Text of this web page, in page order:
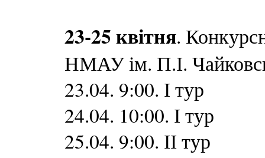
23-25 квітня.
НМАУ ім. П.І.
23.04. 9:00. І тур
24.04. 10:00. І тур
25.04. 9:00. ІІ тур